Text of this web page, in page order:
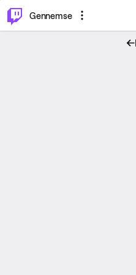
Gennemse